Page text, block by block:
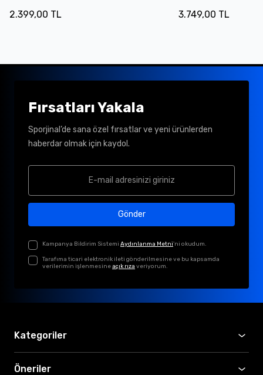
2.399,00 TL 3.749,00 TL
Fırsatları Yakala
Sporjinal’de sana özel fırsatlar ve yeni ürünlerden
haberdar olmak için kaydol.
Gönder
Kampanya Bildirim Sistemi Aydınlanma Metni'ni okudum.
Tarafıma ticari elektronik ileti gönderilmesine ve bu kapsamda
verilerimin işlenmesineaçık rıza veriyorum.
Kategoriler
Öneriler